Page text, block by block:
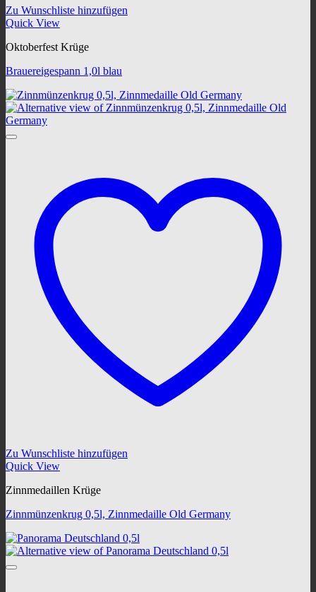
Zu Wunschliste hinzufügen
Quick View
Oktoberfest Krüge
Brauereigespann 1,0l blau
Zu Wunschliste hinzufügen
Quick View
Zinnmedaillen Krüge
Zinnmünzenkrug 0,5l, Zinnmedaille Old Germany